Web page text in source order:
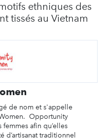
ethniques des
tissés au Vietnam
de nom et s'appelle
Opportunity
afin qu’elles
d’artisanat traditionnel